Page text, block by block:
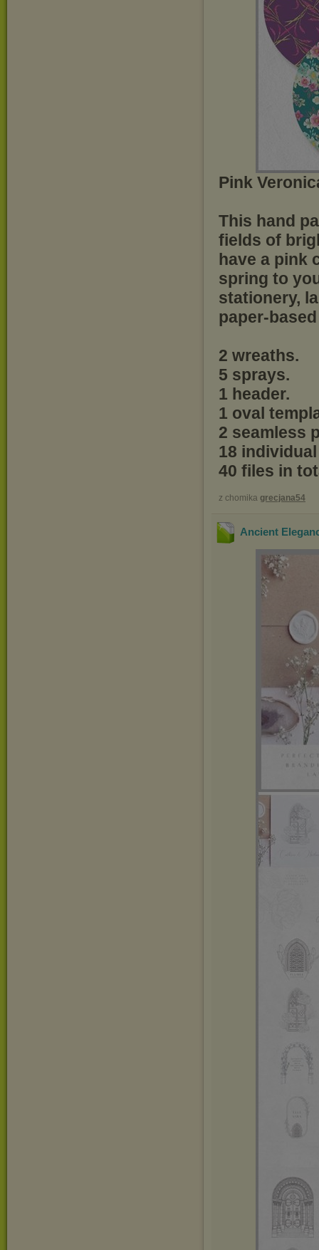
Pink
This hand
fields of
have a pink
spring to
stationery,
paper-
2 wreaths.
5 sprays.
1 header.
1 oval
2 seamless
18
40 files in
z chomika grecjana54
Ancient